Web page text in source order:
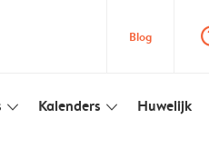
Blog
slim_arrow_down Kalenders slim_arrow_down Huwelijk